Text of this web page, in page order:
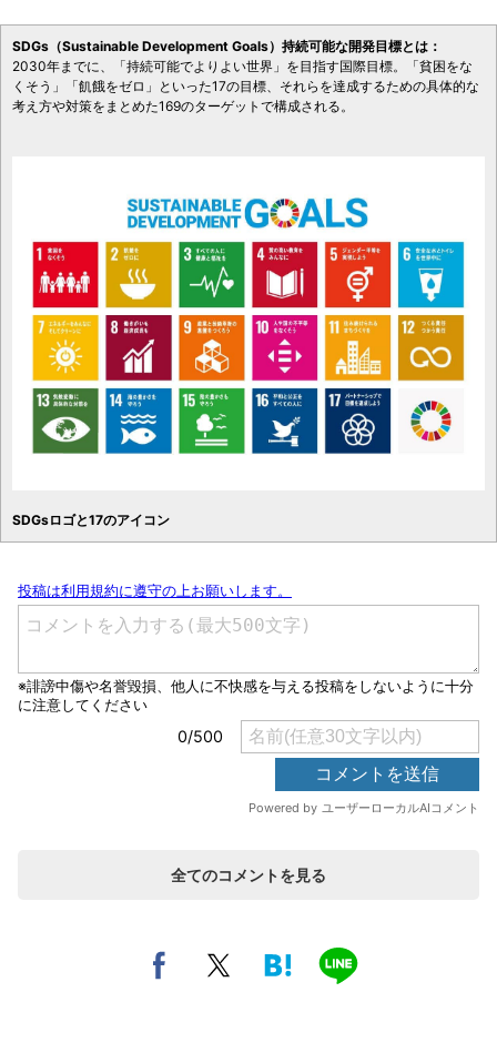
SDGs（Sustainable Development Goals）持続可能な開発目標とは：
2030年までに、「持続可能でよりよい世界」を目指す国際目標。「貧困をな
くそう」「飢餓をゼロ」といった17の目標、それらを達成するための具体的な
考え方や対策をまとめた169のターゲットで構成される。
SDGsロゴと17のアイコン
全てのコメントを見る